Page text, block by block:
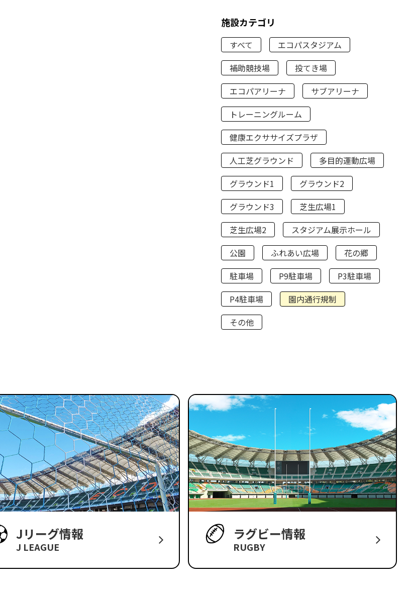
施設カテゴリ
すべて
エコパスタジアム
補助競技場
投てき場
エコパアリーナ
サブアリーナ
トレーニングルーム
健康エクササイズプラザ
人工芝グラウンド
多目的運動広場
グラウンド1
グラウンド2
グラウンド3
芝生広場1
芝生広場2
スタジアム展示ホール
公園
ふれあい広場
花の郷
駐車場
P9駐車場
P3駐車場
P4駐車場
園内通行規制
その他
Jリーグ情報
J LEAGUE
ラグビー情報
RUGBY